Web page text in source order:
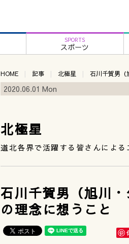
SPORTS
スポーツ
HOME 記事 北極星 石川千賀男（
2020.06.01 Mon
北極星
道北各界で活躍する皆さんによる
石川千賀男（旭川
の理念に想うこと